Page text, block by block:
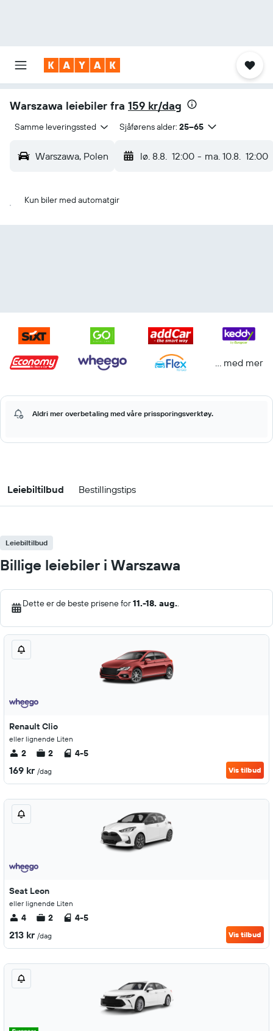
Warszawa leiebiler fra 159 kr/dag
Samme leveringssted Sjåførens alder: 25–65
Warszawa, Polen lø. 8.8. 12:00 - ma. 10.8. 12:00
Kun biler med automatgir
… med mer
Aldri mer overbetaling med våre prissporingsverktøy.
Leiebiltilbud Bestillingstips
Leiebiltilbud
Billige leiebiler i Warszawa
Dette er de beste prisene for11.-18. aug..
Renault Clio
eller lignende Liten
2 2 4-5
169 kr /dag Vis tilbud
Seat Leon
eller lignende Liten
4 2 4-5
213 kr /dag Vis tilbud